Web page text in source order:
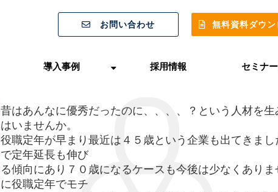
お問い合わせ 無料資料ダウン
導入事例 採用情報 セミナ
昔はあんなに優秀だったのに、、、、？という人材を生
はいませんか。
役職定年が早まり最近は４５歳という企業も出てきまし
で定年延長も伸び
る傾向にあり７０歳になるケースも今後は少なくありま
に役職定年でモチ